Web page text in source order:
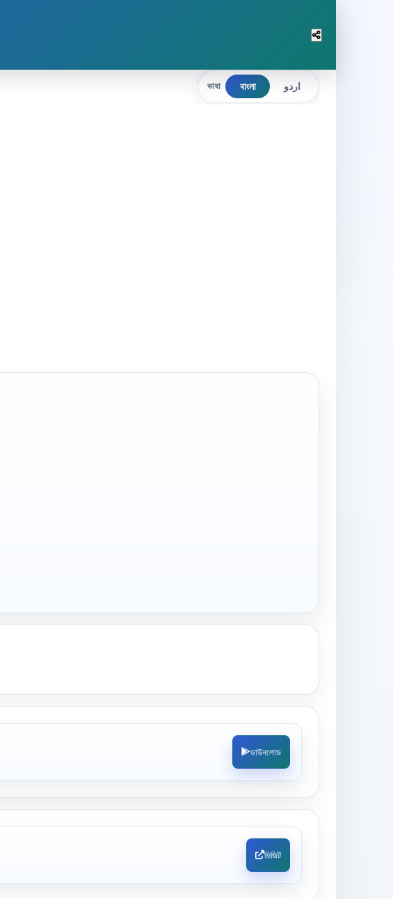
ভাষা বাংলা اردو
ডাউনলোড
ভিজিট